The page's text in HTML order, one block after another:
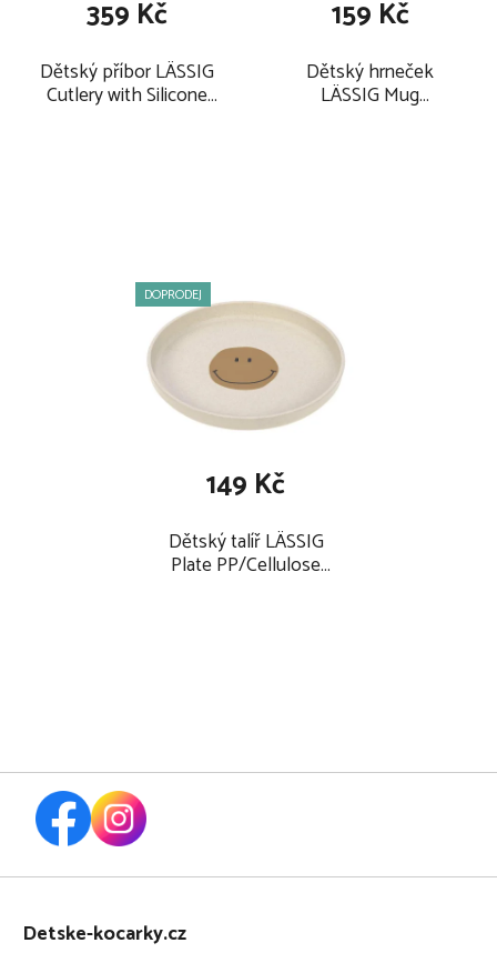
Dětský příbor LÄSSIG
Cutlery with Silicone
359 Kč
Dětský hrneček
LÄSSIG Mug
159 Kč
DOPRODEJ
Dětský talíř LÄSSIG
Plate PP/Cellulose
149 Kč
Z
Detske-kocarky.cz